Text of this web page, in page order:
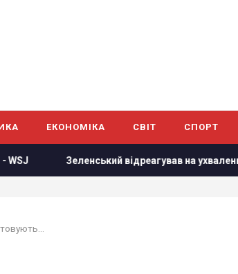
ЕКОНОМІКА СВІТ СПОРТ
відреагував на ухвалення Сенатом США